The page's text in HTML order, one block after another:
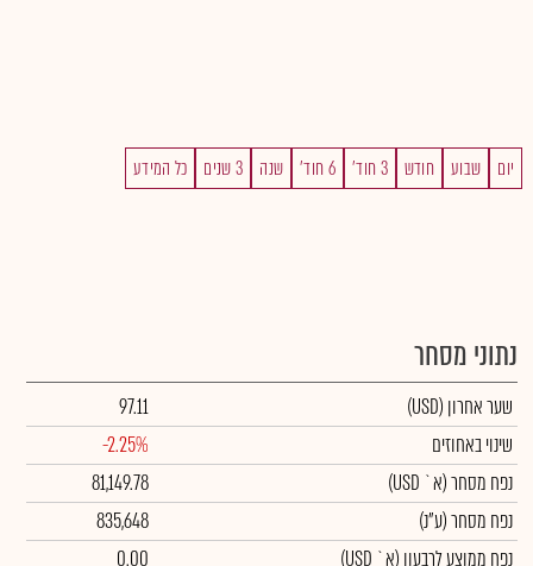
יום שבוע חודש 3 חוד' 6 חוד' שנה 3 שנים כל המידע
נתוני מסחר
שער אחרון (USD)
97.11
שינוי באחוזים
-2.25%
נפח מסחר(א` USD)
81,149.78
נפח מסחר(ע"נ)
835,648
נפח ממוצע לרבעון (א` USD)
0.00